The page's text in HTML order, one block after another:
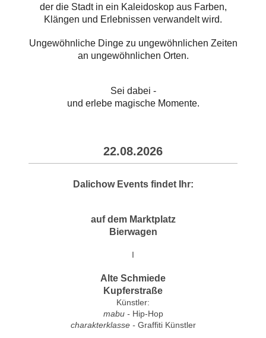
der die Stadt in ein Kaleidoskop aus Farben,
Klängen und Erlebnissen verwandelt wird.
Ungewöhnliche Dinge zu ungewöhnlichen Zeiten
an ungewöhnlichen Orten.
Sei dabei -
und erlebe magische Momente.
22.08.2026
Dalichow Events findet Ihr:
auf dem Marktplatz
Bierwagen
I
Alte Schmiede
Kupferstraße
Künstler:
mabu - Hip-Hop
charakterklasse - Graffiti Künstler